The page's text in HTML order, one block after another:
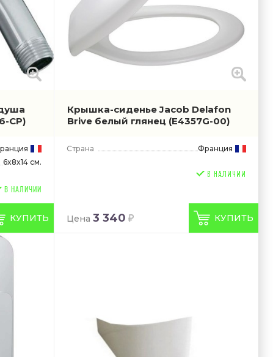
CP)
6x8x14 см.
В НАЛИЧИИ
КУПИТЬ
Крышка-сиденье Jacob Delafon
Brive белый глянец (E4357G-00)
Страна Франция
Цена 3 340 КУПИТЬ